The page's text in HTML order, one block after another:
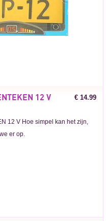
12 V € 14.99
12 V Hoe simpel kan het zijn,
er op.